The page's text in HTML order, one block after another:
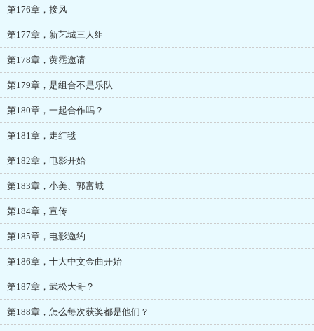
第176章，接风
第177章，新艺城三人组
第178章，黄霑邀请
第179章，是组合不是乐队
第180章，一起合作吗？
第181章，走红毯
第182章，电影开始
第183章，小美、郭富城
第184章，宣传
第185章，电影邀约
第186章，十大中文金曲开始
第187章，武松大哥？
第188章，怎么每次获奖都是他们？